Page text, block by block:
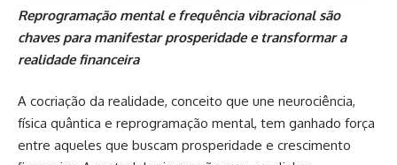
Reprogramação mental e frequência vibracional são
chaves para manifestar prosperidade e transformar a
realidade financeira
A cocriação da realidade, conceito que une neurociência,
física quântica e reprogramação mental, tem ganhado força
entre aqueles que buscam prosperidade e crescimento